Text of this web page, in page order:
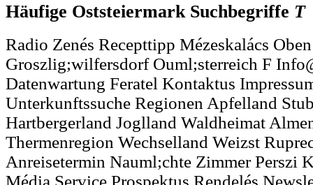
Häufige Oststeiermark Suchbegriffe T
Radio Zenés Recepttipp Mézeskalács
Groszlig;wilfersdorf Ouml;sterreich F
Datenwartung Feratel Kontaktus
Unterkunftssuche Regionen Apfelland
Hartbergerland Joglland Waldheimat
Thermenregion Wechselland Weizst
Anreisetermin Nauml;chte Zimmer Perszi